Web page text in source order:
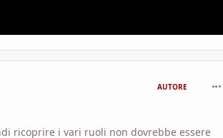
AUTORE
ricoprire i vari ruoli non dovrebbe essere